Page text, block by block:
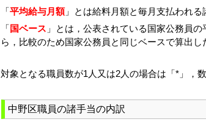
「平均給与月額」とは給料月額と毎月支払われる
「国ベース 」とは，公表されている国家公務員
ら，比較のため国家公務員と同じベースで算出し
対象となる職員数が1人又は2人の場合は「*」，
中野区職員の諸手当の内訳